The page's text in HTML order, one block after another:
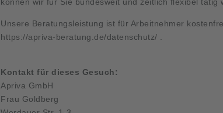
Unsere Beratungsleistung ist für Arbeitnehmer
https://apriva-beratung.de/datenschutz/
Kontakt für dieses Gesuch:
Apriva GmbH
Frau Goldberg